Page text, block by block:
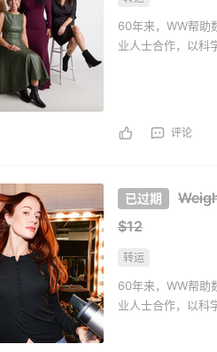
60年来，WW帮助
业人士合作，以科
评论
$12
转运
60年来，WW帮助
业人士合作，以科
呀
08月07日